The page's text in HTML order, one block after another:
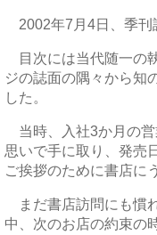
2002年7月4日、季刊
目次には当代随一の
ジの誌面の隅々から知
した。
当時、入社3か月の営
思いで手に取り、発売
ご挨拶のために書店に
まだ書店訪問にも慣
中、次のお店の約束の